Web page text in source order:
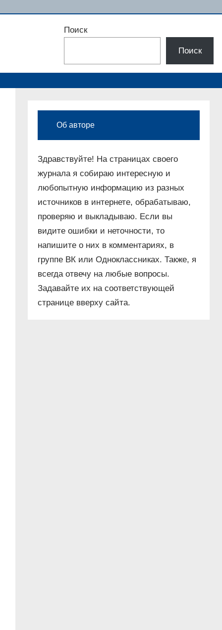
Поиск
Поиск
Об авторе
Здравствуйте! На страницах своего
журнала я собираю интересную и
любопытную информацию из разных
источников в интернете, обрабатываю,
проверяю и выкладываю. Если вы
видите ошибки и неточности, то
напишите о них в комментариях, в
группе ВК или Одноклассниках. Также, я
всегда отвечу на любые вопросы.
Задавайте их на соответствующей
странице вверху сайта.